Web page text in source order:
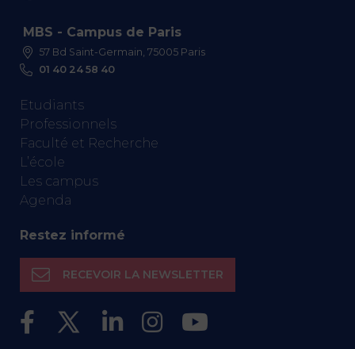
MBS - Campus de Paris
57 Bd Saint-Germain, 75005 Paris
01 40 24 58 40
Etudiants
Professionnels
Faculté et Recherche
L’école
Les campus
Agenda
Restez informé
RECEVOIR LA NEWSLETTER